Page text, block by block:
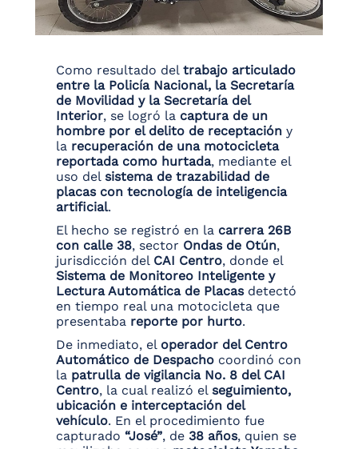
Como resultado del trabajo articulado
entre la Policía Nacional, la Secretaría
de Movilidad y la Secretaría del
Interior, se logró la captura de un
hombre por el delito de receptación y
la recuperación de una motocicleta
reportada como hurtada, mediante el
uso del sistema de trazabilidad de
placas con tecnología de inteligencia
artificial.
El hecho se registró en la carrera 26B
con calle 38, sector Ondas de Otún,
jurisdicción del CAI Centro, donde el
Sistema de Monitoreo Inteligente y
Lectura Automática de Placasdetectó
en tiempo real una motocicleta que
presentaba reporte por hurto.
De inmediato, el operador del Centro
Automático de Despacho coordinó con
la patrulla de vigilancia No. 8 del CAI
Centro, la cual realizó el seguimiento,
ubicación e interceptación del
vehículo. En el procedimiento fue
capturado “José”, de 38 años, quien se